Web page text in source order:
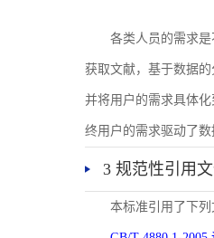
各类人员的需求
获取文献，基于数据
并将用户的需求具体
终用户的需求驱动了
3 规范性引用
本标准引用了下